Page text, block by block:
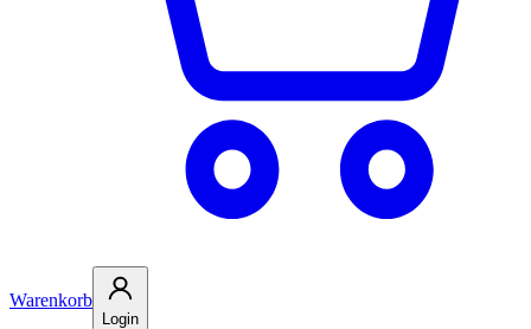
Warenkorb
Login